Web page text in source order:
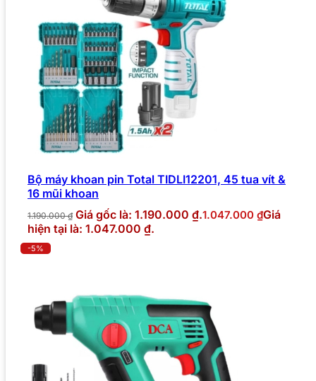
Bộ máy khoan pin Total TIDLI12201, 45 tua vít &
16 mũi khoan
1.190.000₫ Giá gốc là: 1.190.000 ₫.1.047.000 ₫Giá
hiện tại là: 1.047.000 ₫.
-5%